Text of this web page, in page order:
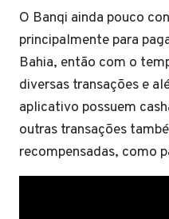
O Banqi ainda pouco
principalmente para
Bahia, então com o
diversas transações e
aplicativo possuem
outras transações
recompensadas, como